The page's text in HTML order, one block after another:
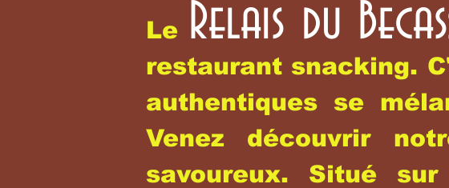
Le Relais du
restaurant snacking.
authentiques se
Venez découvrir
savoureux. Situé